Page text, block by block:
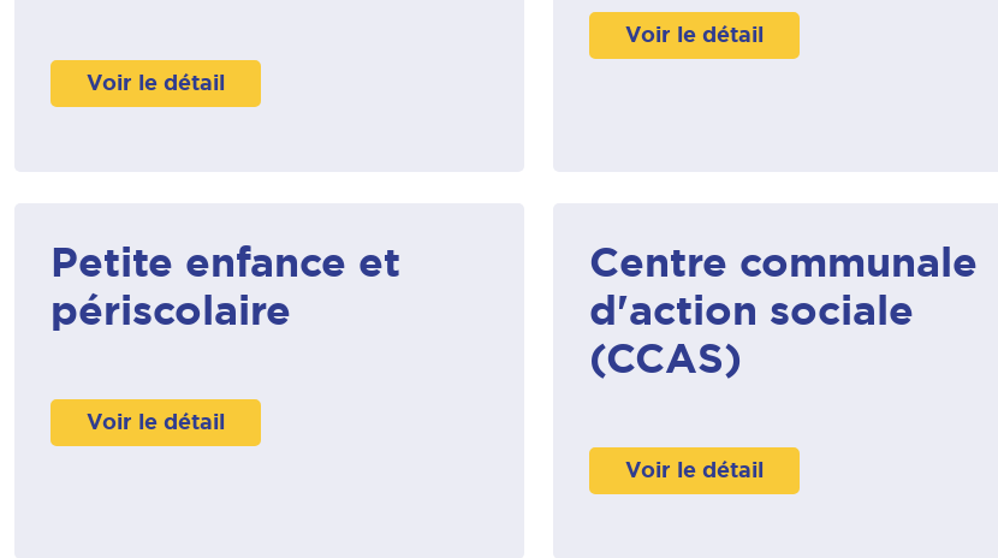
Voir le détail
Voir le détail
Petite enfance et
périscolaire
Voir le détail
Centre communale
d'action sociale
(CCAS)
Voir le détail